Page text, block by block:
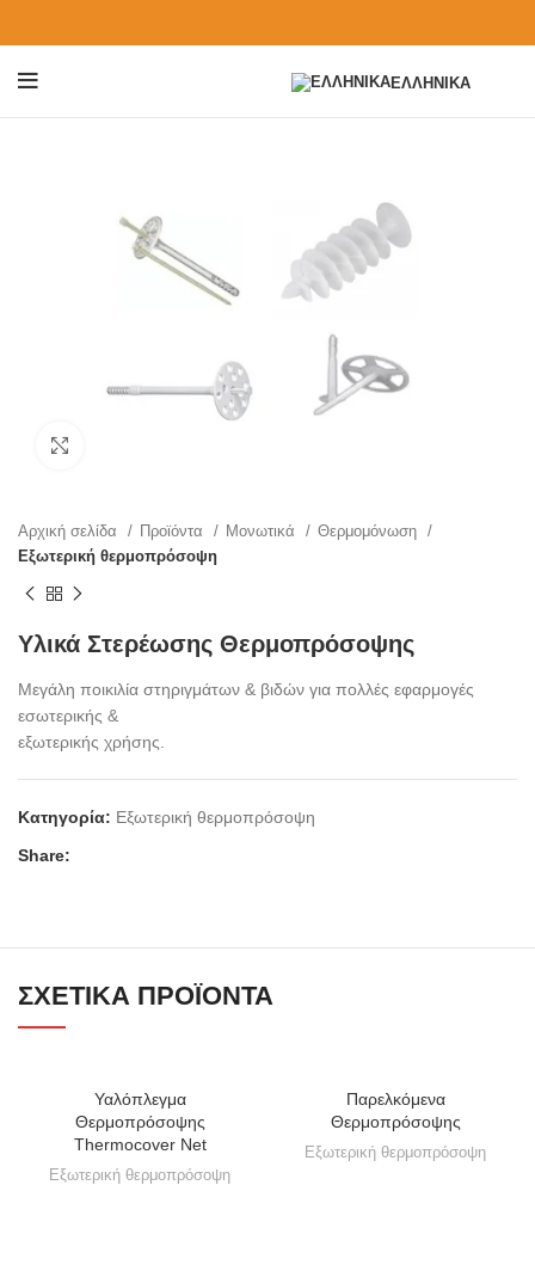
ΕΛΛΗΝΙΚΆ
Αρχική σελίδα Προϊόντα Μονωτικά
Θερμομόνωση
Εξωτερική θερμοπρόσοψη
Υλικά Στερέωσης Θερμοπρόσοψης
Μεγάλη ποικιλία στηριγμάτων & βιδών για πολλές εφαρμογές
εσωτερικής &
εξωτερικής χρήσης.
Κατηγορία: Εξωτερική θερμοπρόσοψη
Share:
ΣΧΕΤΙΚΆ ΠΡΟΪΌΝΤΑ
Υαλόπλεγμα
Θερμοπρόσοψης
Thermocover Net
Εξωτερική θερμοπρόσοψη
Παρελκόμενα
Θερμοπρόσοψης
Εξωτερική θερμοπρόσοψη